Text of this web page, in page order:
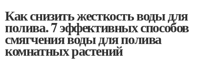
Как снизить жесткость воды для
полива. 7 эффективных способов
смягчения воды для полива
комнатных растений